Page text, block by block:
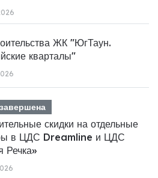
ЖК "ЮгТаун.
кварталы"
скидки на отдельные
в ЦДС Dreamline и ЦДС
Речка»